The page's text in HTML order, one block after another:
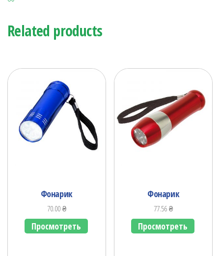
Related products
Фонарик
70.00₴
Просмотреть
Фонарик
77.56₴
Просмотреть